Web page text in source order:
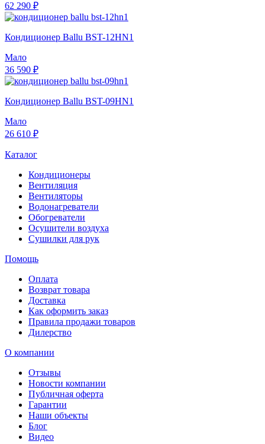
62 290 ₽
Кондиционер Ballu BST-12HN1
Мало
36 590 ₽
Кондиционер Ballu BST-09HN1
Мало
26 610 ₽
Каталог
Кондиционеры
Вентиляция
Вентиляторы
Водонагреватели
Обогреватели
Осушители воздуха
Сушилки для рук
Помощь
Оплата
Возврат товара
Доставка
Как оформить заказ
Правила продажи товаров
Дилерство
О компании
Отзывы
Новости компании
Публичная оферта
Гарантии
Наши объекты
Блог
Видео